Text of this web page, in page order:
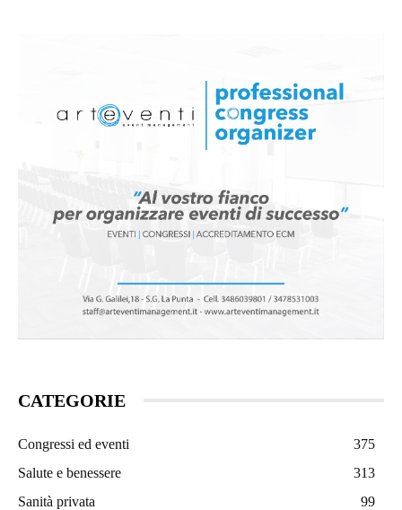
CATEGORIE
Congressi ed eventi
375
Salute e benessere
313
Sanità privata
99